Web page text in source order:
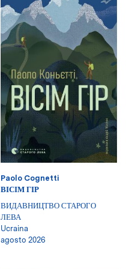
Paolo Cognetti
ВІСІМ ГІР
ВИДАВНИЦТВО СТАРОГО
ЛЕВА
Ucraina
agosto 2026